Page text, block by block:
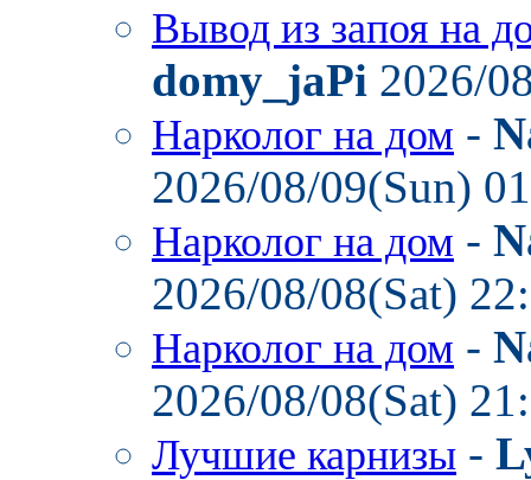
Вывод из запоя на
domy_jaPi 2026/
Нарколог на дом -
2026/08/09(Sun)
Нарколог на дом -
2026/08/08(Sat)
Нарколог на дом -
2026/08/08(Sat)
Лучшие карнизы -